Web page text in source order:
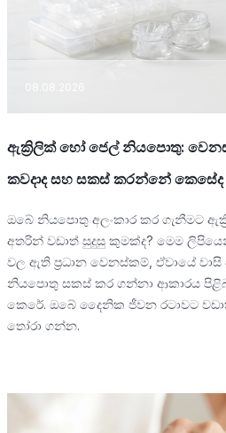
ඇක්‍රිලික් හෝ ජෙල් නියපොතු:
කවදාද සහ සකස් කරන්නේ කෙසේද
ඔබේ නියපොතු අලංකාර කර ගැනීමට
අතරින් වඩාත් සුදුසු කුමක්ද? මෙම
වල ඇති ප්‍රධාන වෙනස්කම්, ඒවායේ
නියපොතු සකස් කර ගන්නා ආකාරය
කෙරේ. ඔබේ දෛනික ජීවන රටාවට
තෝරා ගන්න.